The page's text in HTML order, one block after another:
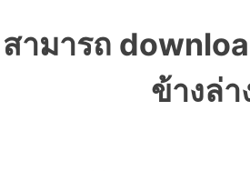
สามารถ
ข้างล่า